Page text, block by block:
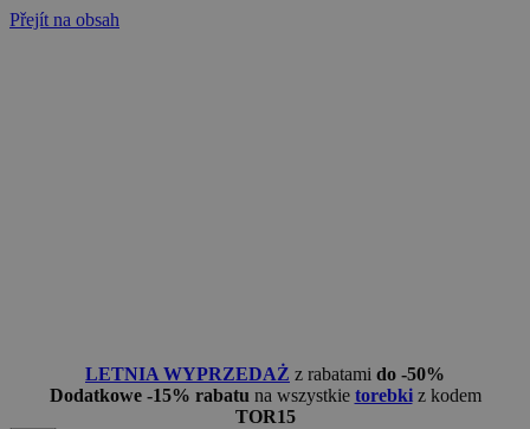
Přejít na obsah
LETNIA WYPRZEDAŻ z rabatami do -50%
Dodatkowe -15% rabatu na wszystkie torebkiz kodem
TOR15